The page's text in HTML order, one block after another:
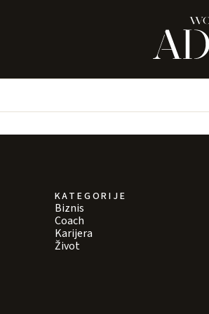
KATEGORIJE
Biznis
Coach
Karijera
Život